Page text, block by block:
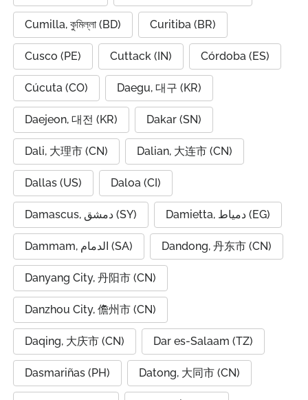
Cumilla, কুমিল্লা (BD) Curitiba (BR)
Cusco (PE) Cuttack (IN) Córdoba (ES)
Cúcuta (CO) Daegu, 대구 (KR)
Daejeon, 대전 (KR) Dakar (SN)
Dali, 大理市 (CN) Dalian, 大连市 (CN)
Dallas (US) Daloa (CI)
Damascus, دمشق (SY) Damietta, دمياط (EG)
Dammam, الدمام (SA) Dandong, 丹东市 (CN)
Danyang City, 丹阳市 (CN)
Danzhou City, 儋州市 (CN)
Daqing, 大庆市 (CN) Dar es-Salaam (TZ)
Dasmariñas (PH) Datong, 大同市 (CN)